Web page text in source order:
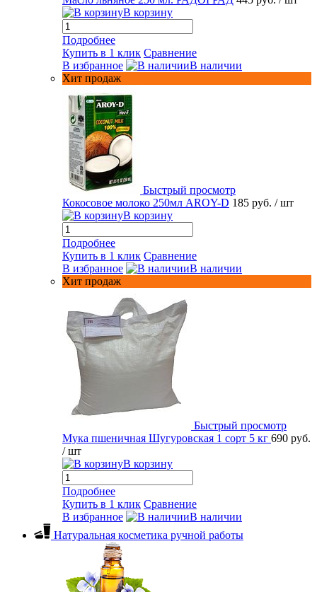
В корзину
Подробнее
Купить в 1 клик Сравнение
В избранное
В наличии
Хит продаж
Быстрый просмотр
Кокосовое молоко 250мл AROY-D 185 руб. / шт
В корзину
Подробнее
Купить в 1 клик Сравнение
В избранное
В наличии
Хит продаж
Быстрый просмотр
Мука пшеничная Шугуровская 1 сорт 5 кг 690 руб.
/ шт
В корзину
Подробнее
Купить в 1 клик Сравнение
В избранное
В наличии
Натуральная косметика ручной работы